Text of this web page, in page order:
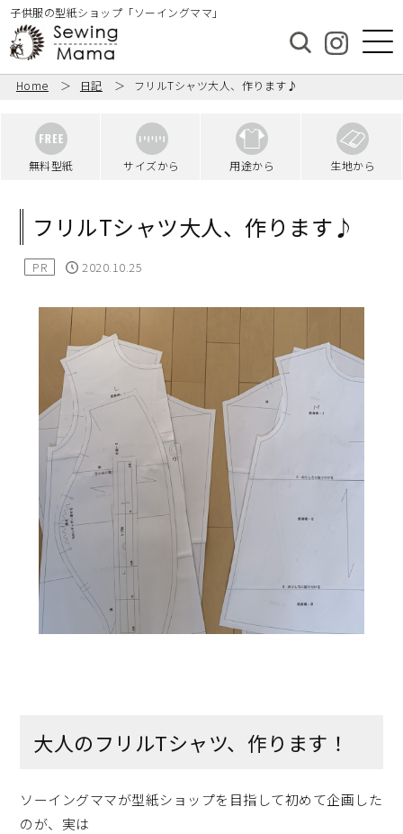
子供服の型紙ショップ「ソーイングママ」
Home 日記 フリルTシャツ大人、作ります♪
無料型紙 サイズから 用途から 生地から
フリルTシャツ大人、作ります♪
PR 2020.10.25
大人のフリルTシャツ、作ります！
ソーイングママが型紙ショップを目指して初めて企画した
のが、実は